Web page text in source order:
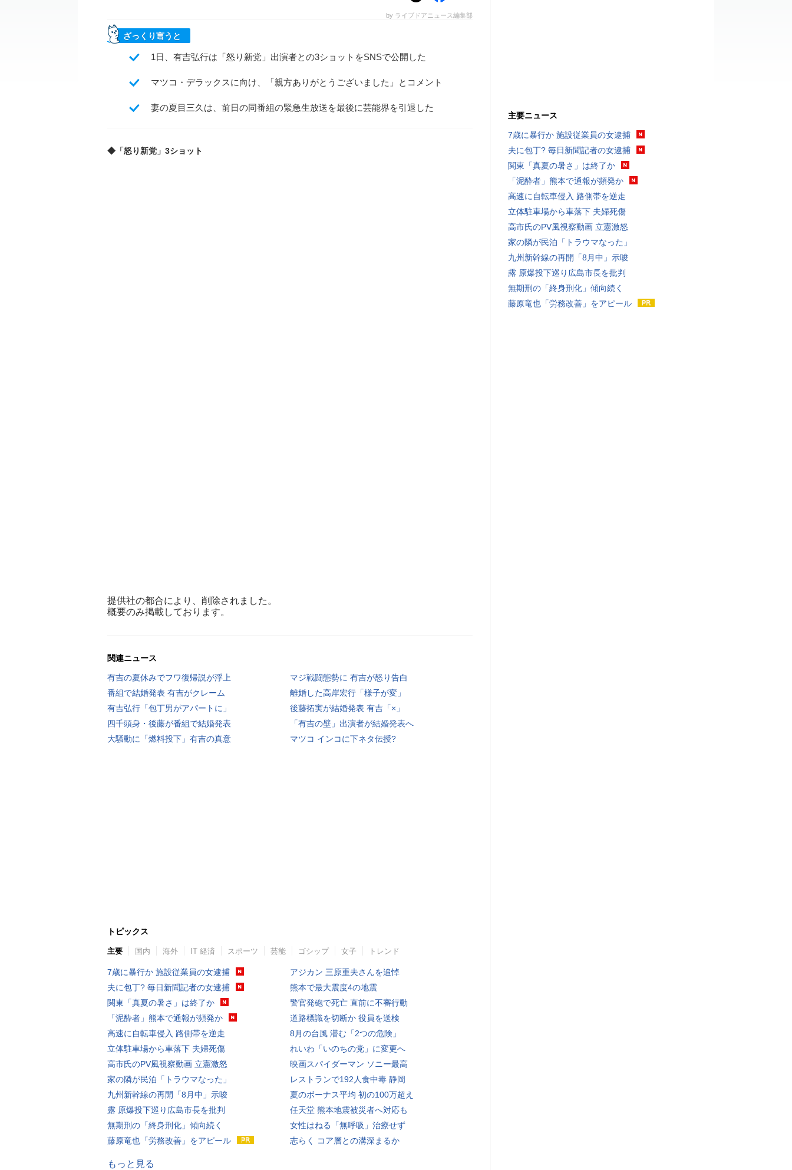
by ライブドアニュース編集部
ざっくり言うと
1日、有吉弘行は「怒り新党」出演者との3ショットをSNSで公開した
マツコ・デラックスに向け、「親方ありがとうございました」とコメント
妻の夏目三久は、前日の同番組の緊急生放送を最後に芸能界を引退した
◆「怒り新党」3ショット
提供社の都合により、削除されました。
概要のみ掲載しております。
関連ニュース
有吉の夏休みでフワ復帰説が浮上
マジ戦闘態勢に 有吉が怒り告白
番組で結婚発表 有吉がクレーム
離婚した高岸宏行「様子が変」
有吉弘行「包丁男がアパートに」
後藤拓実が結婚発表 有吉「×」
四千頭身・後藤が番組で結婚発表
「有吉の壁」出演者が結婚発表へ
大騒動に「燃料投下」有吉の真意
マツコ インコに下ネタ伝授?
トピックス
主要 国内 海外 IT 経済 スポーツ 芸能 ゴシップ 女子 トレンド
7歳に暴行か 施設従業員の女逮捕
夫に包丁? 毎日新聞記者の女逮捕
関東「真夏の暑さ」は終了か
「泥酔者」熊本で通報が頻発か
高速に自転車侵入 路側帯を逆走
立体駐車場から車落下 夫婦死傷
高市氏のPV風視察動画 立憲激怒
家の隣が民泊「トラウマなった」
九州新幹線の再開「8月中」示唆
露 原爆投下巡り広島市長を批判
無期刑の「終身刑化」傾向続く
藤原竜也「労務改善」をアピール
アジカン 三原重夫さんを追悼
熊本で最大震度4の地震
警官発砲で死亡 直前に不審行動
道路標識を切断か 役員を送検
8月の台風 潜む「2つの危険」
れいわ「いのちの党」に変更へ
映画スパイダーマン ソニー最高
レストランで192人食中毒 静岡
夏のボーナス平均 初の100万超え
任天堂 熊本地震被災者へ対応も
女性はねる「無呼吸」治療せず
志らく コア層との溝深まるか
もっと見る
主要ニュース
7歳に暴行か 施設従業員の女逮捕
夫に包丁? 毎日新聞記者の女逮捕
関東「真夏の暑さ」は終了か
「泥酔者」熊本で通報が頻発か
高速に自転車侵入 路側帯を逆走
立体駐車場から車落下 夫婦死傷
高市氏のPV風視察動画 立憲激怒
家の隣が民泊「トラウマなった」
九州新幹線の再開「8月中」示唆
露 原爆投下巡り広島市長を批判
無期刑の「終身刑化」傾向続く
藤原竜也「労務改善」をアピール